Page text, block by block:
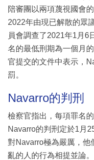
陪審團以兩項蔑視國會
2022年由現已解散的眾
員會調查了2021年1月6
名的最低刑期為一個月
官提交的文件中表示，
罰。
Navarro的判刑
檢察官指出，每項罪名
Navarro的判刑定於1月
對Navarro極為嚴厲，他
亂的人的行為相提並論。